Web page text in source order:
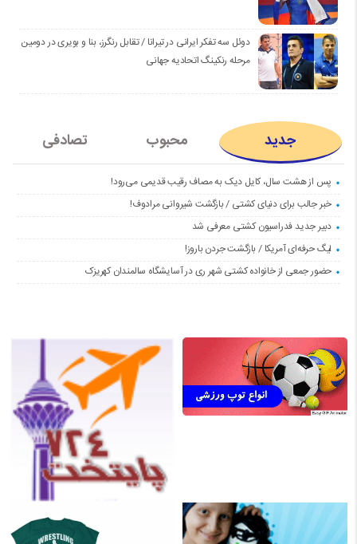
دوئل سه تفکر ایرانی در تیرانا / تقابل رنگرز، بنا و بویری در دومین
مرحله رنکینگ اتحادیه جهانی
جدید محبوب تصادفی
پس از هشت سال، کایل دیک به مصاف رقیب قدیمی می‌رود!
خبر جالب برای دنیای کشتی / بازگشت شیروانی مرادوف!
دبیر جدید فدراسیون کشتی معرفی شد
لیگ حرفه‌ای آمریکا / بازگشت جردن باروز!
حضور جمعی از خانواده کشتی شهر ری در آسایشگاه سالمندان کهریزک